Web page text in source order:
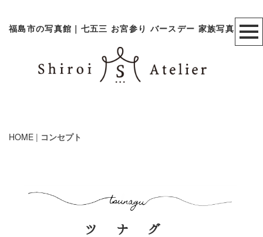
福島市の写真館｜七五三 お宮参り バースデー 家族写真
HOME | コンセプト
ツ ナ グ